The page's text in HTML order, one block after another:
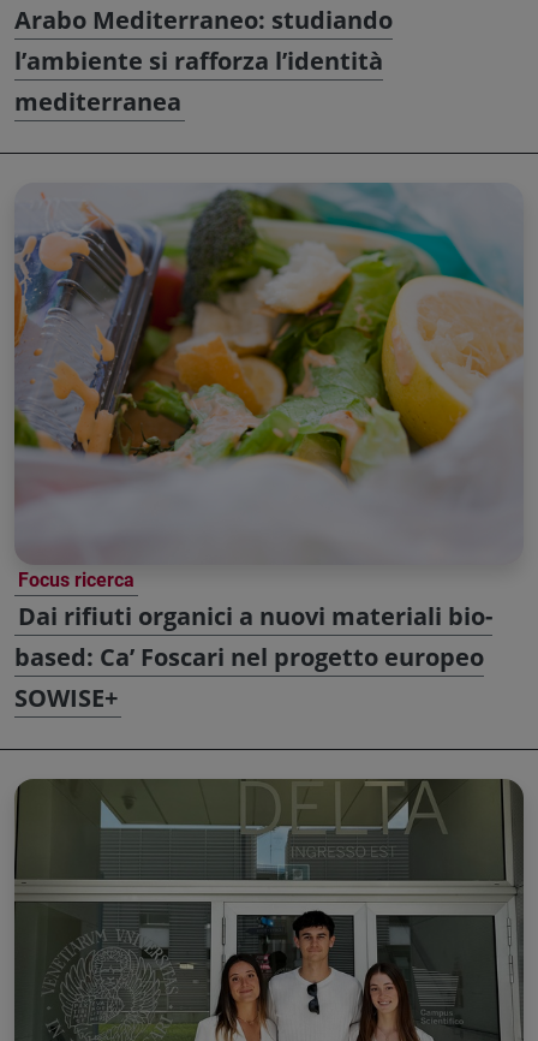
Arabo Mediterraneo: studiando
l’ambiente si rafforza l’identità
mediterranea
Focus ricerca
Dai rifiuti organici a nuovi materiali bio-
based: Ca’ Foscari nel progetto europeo
SOWISE+